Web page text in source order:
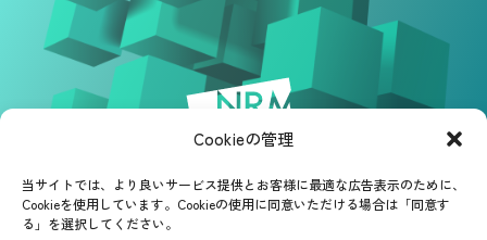
Cookieの管理
当サイトでは、より良いサービス提供とお客様に最適な広告表示のために、
Cookieを使用しています。Cookieの使用に同意いただける場合は「同意す
る」を選択してください。